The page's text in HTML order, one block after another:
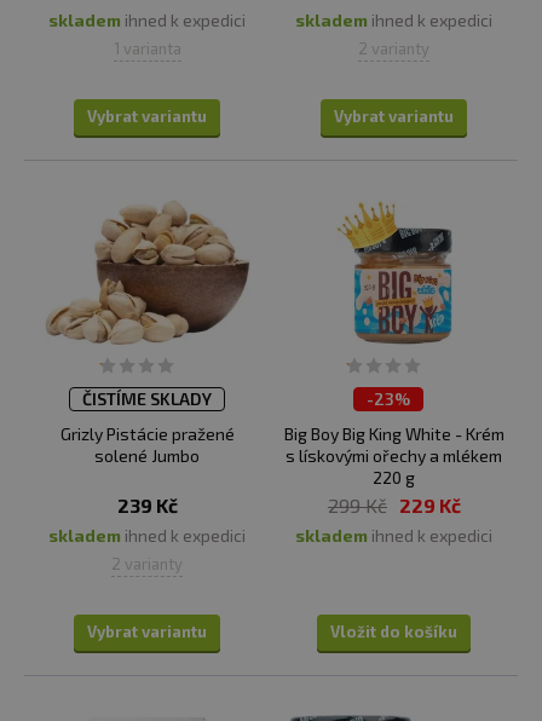
skladem ihned k expedici
1 varianta
Vybrat variantu
skladem ihned k expedici
2 varianty
Vybrat variantu
ČISTÍME SKLADY
Grizly Pistácie pražené
solené Jumbo
239 Kč
skladem ihned k expedici
2 varianty
Vybrat variantu
-23%
Big Boy Big King White - Krém
s lískovými ořechy a mlékem
220 g
299 Kč 229 Kč
skladem ihned k expedici
Vložit do košíku